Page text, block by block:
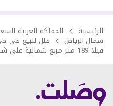
الرئيسية المملكة العربية
شمال الرياض فلل للبيع فى
فيلا 189 متر مربع شمالية على شارع 20م